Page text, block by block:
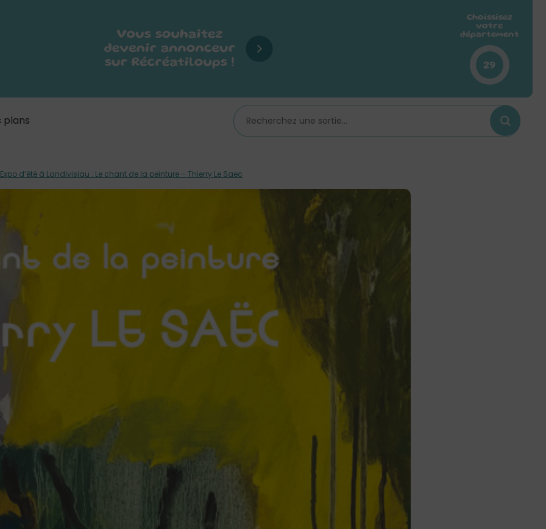
Choissisez
votre
département
29
plans
Expo d’été à Landivisiau : Le chant de la peinture – Thierry Le Saec